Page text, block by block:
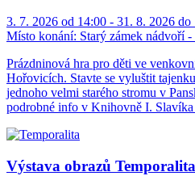
3. 7. 2026 od 14:00 - 31. 8. 2026 do
Místo konání: Starý zámek nádvoří
Prázdninová hra pro děti ve
Hořovicích. Stavte se vyluštit
jednoho velmi starého stromu v
podrobné info v Knihovně I.
Výstava obrazů Temporalita